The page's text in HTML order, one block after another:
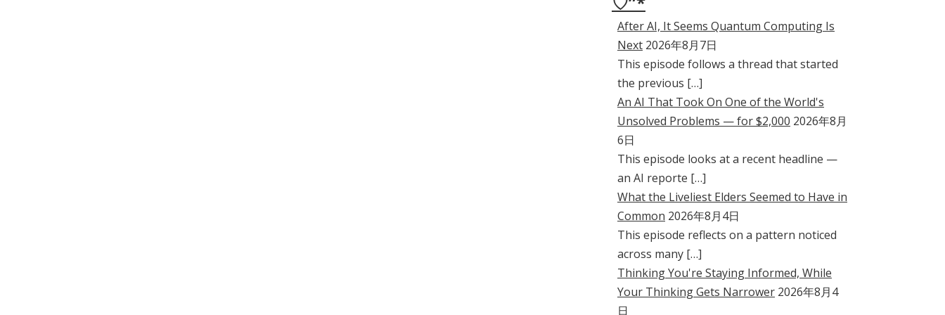
After AI, It Seems Quantum Computing Is
Next 2026年8月7日
This episode follows a thread that started
the previous […]
An AI That Took On One of the World's
Unsolved Problems — for $2,000 2026年8月
6日
This episode looks at a recent headline —
an AI reporte […]
What the Liveliest Elders Seemed to Have in
Common 2026年8月4日
This episode reflects on a pattern noticed
across many […]
Thinking You're Staying Informed, While
Your Thinking Gets Narrower 2026年8月4
日